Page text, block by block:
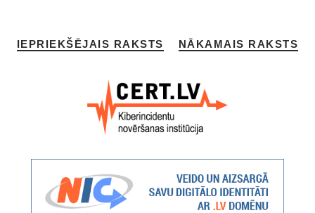
IEPRIEKŠĒJAIS RAKSTS NĀKAMAIS RAKSTS